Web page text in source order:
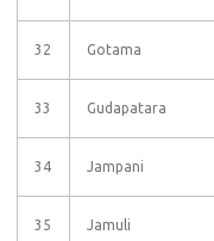
32 Gotama
33 Gudapatara
34 Jampani
35 Jamuli